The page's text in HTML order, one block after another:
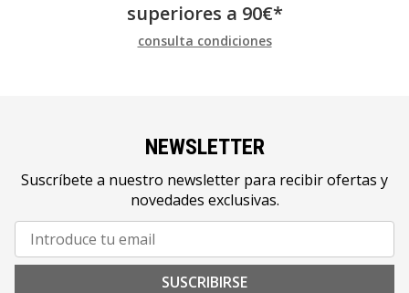
superiores a 90€*
consulta condiciones
NEWSLETTER
Suscríbete a nuestro newsletter para recibir ofertas y
novedades exclusivas.
SUSCRIBIRSE